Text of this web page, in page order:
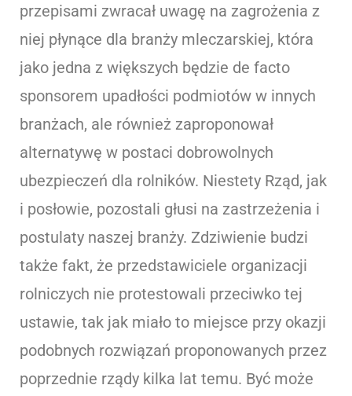
przepisami zwracał uwagę na zagrożenia z
niej płynące dla branży mleczarskiej, która
jako jedna z większych będzie de facto
sponsorem upadłości podmiotów w innych
branżach, ale również zaproponował
alternatywę w postaci dobrowolnych
ubezpieczeń dla rolników. Niestety Rząd, jak
i posłowie, pozostali głusi na zastrzeżenia i
postulaty naszej branży. Zdziwienie budzi
także fakt, że przedstawiciele organizacji
rolniczych nie protestowali przeciwko tej
ustawie, tak jak miało to miejsce przy okazji
podobnych rozwiązań proponowanych przez
poprzednie rządy kilka lat temu. Być może